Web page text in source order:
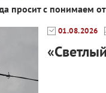
просит с понимаем
01.08.2026